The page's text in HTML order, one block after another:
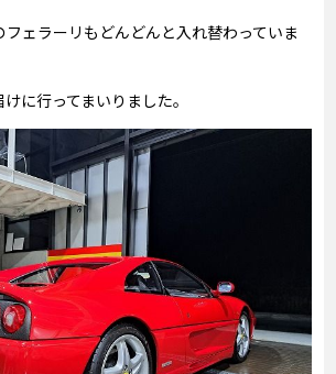
ェラーリもどんどんと入れ替わっていま
に行ってまいりました。